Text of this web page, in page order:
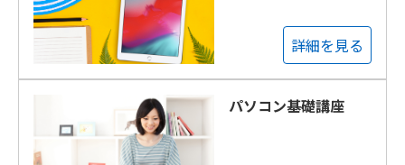
詳細を見る
パソコン基礎講座